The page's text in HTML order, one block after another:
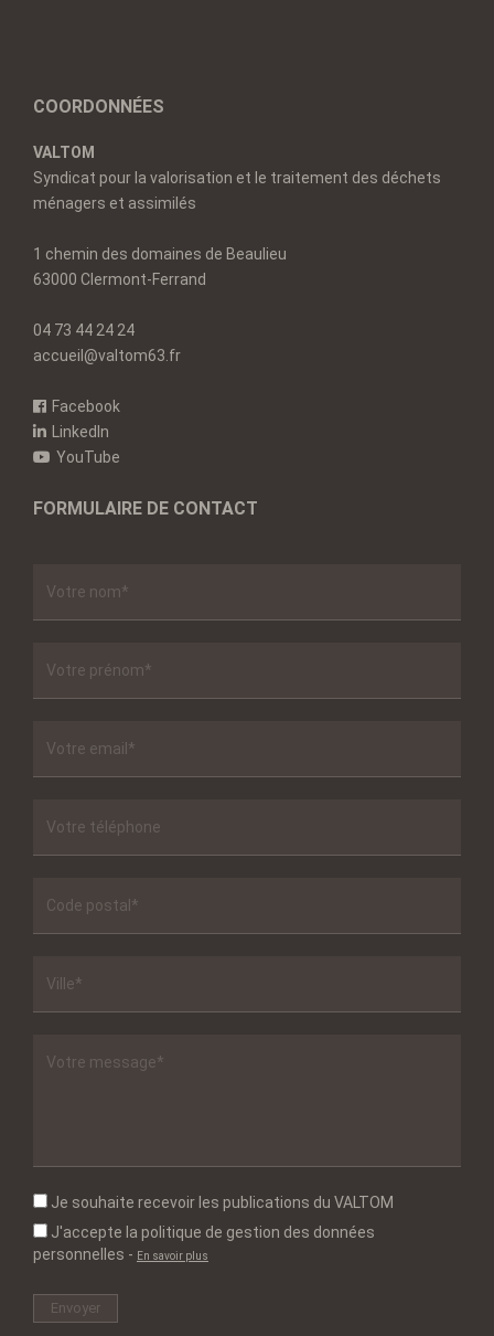
COORDONNÉES
VALTOM
Syndicat pour la valorisation et le traitement des déchets
ménagers et assimilés
1 chemin des domaines de Beaulieu
63000 Clermont-Ferrand
04 73 44 24 24
accueil@valtom63.fr
Facebook
LinkedIn
YouTube
FORMULAIRE DE CONTACT
Je souhaite recevoir les publications du VALTOM
J'accepte la politique de gestion des données
personnelles - En savoir plus